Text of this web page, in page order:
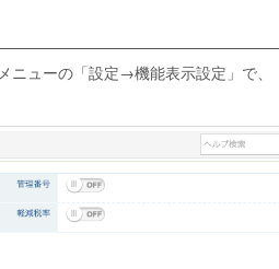
ニューの「設定→機能表示設定」で、